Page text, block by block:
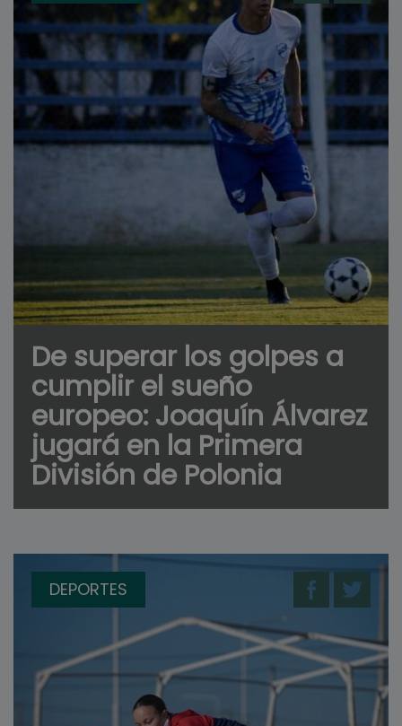
De superar los golpes a
cumplir el sueño
europeo: Joaquín Álvarez
jugará en la Primera
División de Polonia
DEPORTES